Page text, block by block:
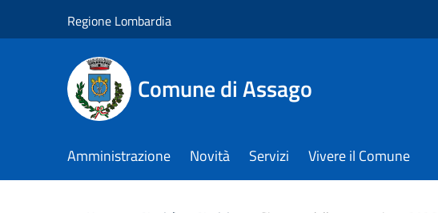
Regione Lombardia
Comune di Assago
Amministrazione Novità Servizi Vivere il Comune